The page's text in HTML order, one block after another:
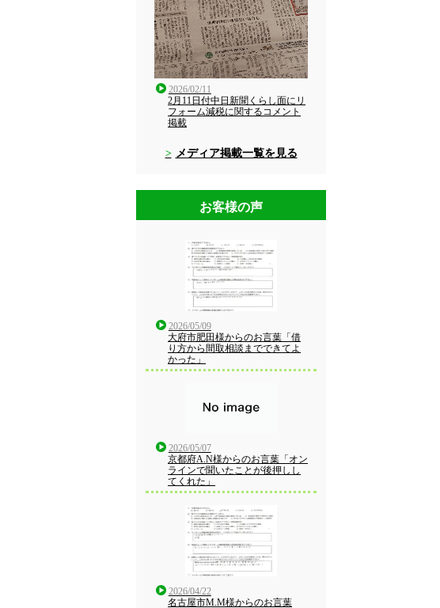
2026/02/11
2月11日付中日新聞くらし面にリ
フォーム減税に関するコメント
掲載
メディア掲載一覧を見る
お客様の声
2026/05/09
大府市肥田様からのお言葉「借
り方から間取相談までできてよ
かった」
2026/05/07
京都府A.N様からのお言葉「オン
ラインで聞いたことが後押しし
てくれた」
2026/04/22
名古屋市M.M様からのお言葉